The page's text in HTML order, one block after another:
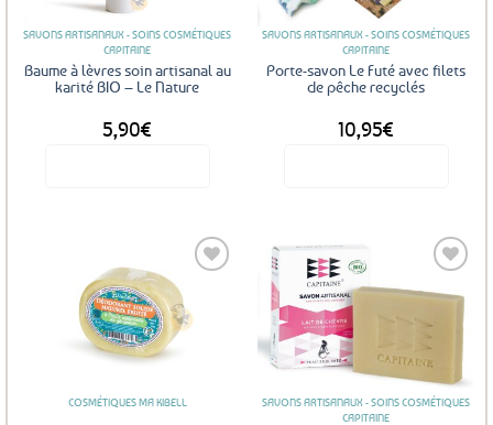
SAVONS ARTISANAUX - SOINS COSMÉTIQUES
CAPITAINE
Baume à lèvres soin artisanal au
karité BIO – Le Nature
5,90€
SAVONS ARTISANAUX - SOINS COSMÉTIQUES
CAPITAINE
Porte-savon Le Futé avec filets
de pêche recyclés
10,95€
Ajouter
COSMÉTIQUES MA KIBELL
Ajouter
favoris
SAVONS ARTISANAUX - SOINS COSMÉTIQUES
CAPITAINE